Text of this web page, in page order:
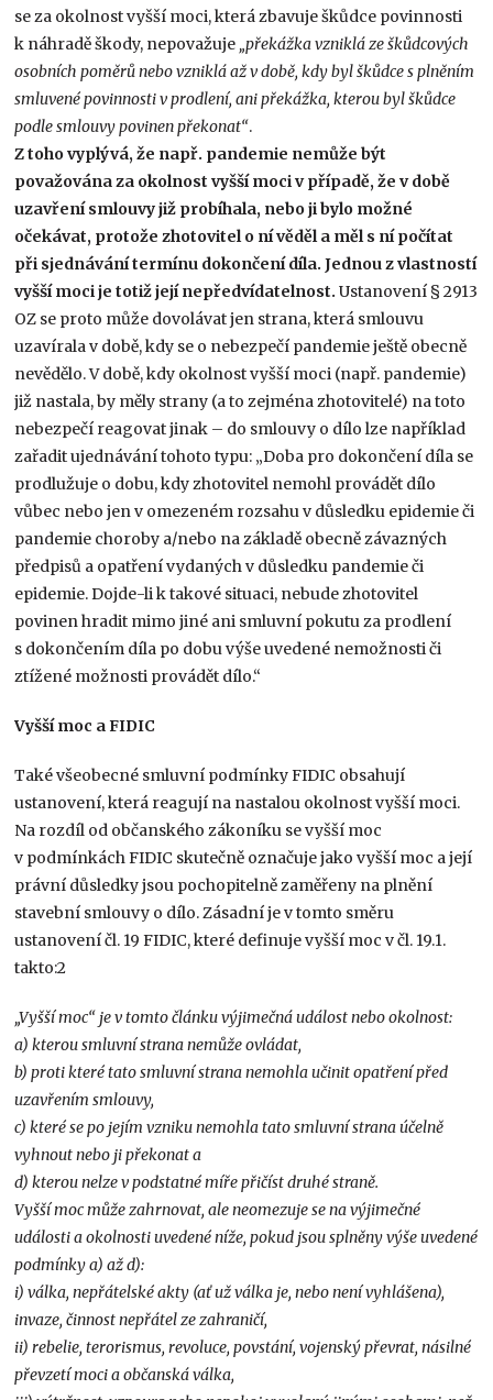
se za okolnost vyšší moci, která zbavuje škůdce povinnosti
k náhradě škody, nepovažuje „překážka vzniklá ze škůdcových
osobních poměrů nebo vzniklá až v době, kdy byl škůdce s plněním
smluvené povinnosti v prodlení, ani překážka, kterou byl škůdce
podle smlouvy povinen překonat“.
Z toho vyplývá, že např. pandemie nemůže být
považována za okolnost vyšší moci v případě, že v době
uzavření smlouvy již probíhala, nebo ji bylo možné
očekávat, protože zhotovitel o ní věděl a měl s ní počítat
při sjednávání termínu dokončení díla. Jednou z vlastností
vyšší moci je totiž její nepředvídatelnost. Ustanovení § 2913
OZ se proto může dovolávat jen strana, která smlouvu
uzavírala v době, kdy se o nebezpečí pandemie ještě obecně
nevědělo. V době, kdy okolnost vyšší moci (např. pandemie)
již nastala, by měly strany (a to zejména zhotovitelé) na toto
nebezpečí reagovat jinak – do smlouvy o dílo lze například
zařadit ujednávání tohoto typu: „Doba pro dokončení díla se
prodlužuje o dobu, kdy zhotovitel nemohl provádět dílo
vůbec nebo jen v omezeném rozsahu v důsledku epidemie či
pandemie choroby a/nebo na základě obecně závazných
předpisů a opatření vydaných v důsledku pandemie či
epidemie. Dojde-li k takové situaci, nebude zhotovitel
povinen hradit mimo jiné ani smluvní pokutu za prodlení
s dokončením díla po dobu výše uvedené nemožnosti či
ztížené možnosti provádět dílo.“
Vyšší moc a FIDIC
Také všeobecné smluvní podmínky FIDIC obsahují
ustanovení, která reagují na nastalou okolnost vyšší moci.
Na rozdíl od občanského zákoníku se vyšší moc
v podmínkách FIDIC skutečně označuje jako vyšší moc a její
právní důsledky jsou pochopitelně zaměřeny na plnění
stavební smlouvy o dílo. Zásadní je v tomto směru
ustanovení čl. 19 FIDIC, které definuje vyšší moc v čl. 19.1.
takto:2
„Vyšší moc“ je v tomto článku výjimečná událost nebo okolnost:
a) kterou smluvní strana nemůže ovládat,
b) proti které tato smluvní strana nemohla učinit opatření před
uzavřením smlouvy,
c) které se po jejím vzniku nemohla tato smluvní strana účelně
vyhnout nebo ji překonat a
d) kterou nelze v podstatné míře přičíst druhé straně.
Vyšší moc může zahrnovat, ale neomezuje se na výjimečné
události a okolnosti uvedené níže, pokud jsou splněny výše uvedené
podmínky a) až d):
i) válka, nepřátelské akty (ať už válka je, nebo není vyhlášena),
invaze, činnost nepřátel ze zahraničí,
ii) rebelie, terorismus, revoluce, povstání, vojenský převrat, násilné
převzetí moci a občanská válka,